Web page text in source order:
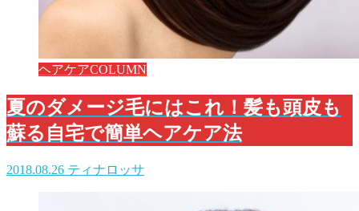
ヘアケアCOLUMN
夏のダメージ毛にはこれ！髪も頭皮も
蘇る自宅で簡単ヘアケア法
2018.08.26 ティナロッサ